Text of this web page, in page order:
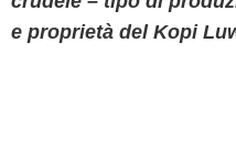
e proprietà del Kopi